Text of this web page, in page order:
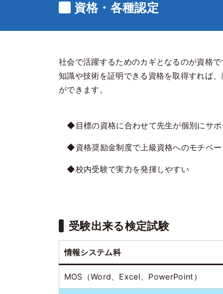
資格・各種認定
社会で活躍するためのカギとなるのが資格
知識や技術を証明できる資格を取得すれば
ができます。
◆目標の資格に合わせて先生が個別にサポ
◆資格奨励金制度で上級資格へのモチベー
◆校内受験で実力を発揮しやすい
受験出来る検定試験
情報システム科
MOS（Word、Excel、PowerPoint）